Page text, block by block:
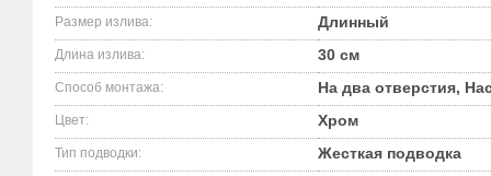
Размер излива: Длинный
Длина излива: 30 см
Способ монтажа: На два отверстия,
Цвет: Хром
Тип подводки: Жесткая подводка